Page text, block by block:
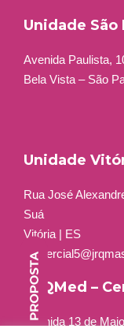
Unidade São
Avenida Paulista,
Bela Vista – São
Unidade
Rua José
Suá
Vitória | ES
JRQMed –
Avenida 13 de